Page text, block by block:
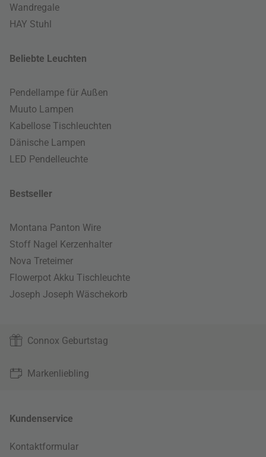
Wandregale
HAY Stuhl
Beliebte Leuchten
Pendellampe für Außen
Muuto Lampen
Kabellose Tischleuchten
Dänische Lampen
LED Pendelleuchte
Bestseller
Montana Panton Wire
Stoff Nagel Kerzenhalter
Nova Treteimer
Flowerpot Akku Tischleuchte
Joseph Joseph Wäschekorb
Connox Geburtstag
Markenliebling
Kundenservice
Kontaktformular